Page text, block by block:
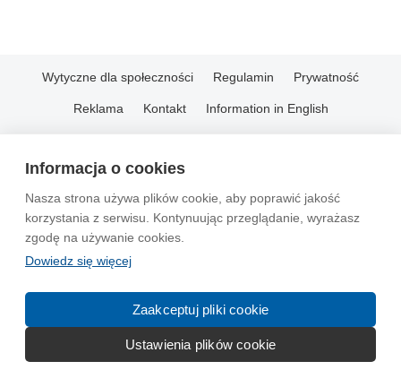
Informacja o cookies
Nasza strona używa plików cookie, aby poprawić jakość
korzystania z serwisu. Kontynuując przeglądanie, wyrażasz
zgodę na używanie cookies.
Dowiedz się więcej
Zaakceptuj pliki cookie
Ustawienia plików cookie
Wytyczne dla społeczności Regulamin Prywatność
Reklama Kontakt Information in English